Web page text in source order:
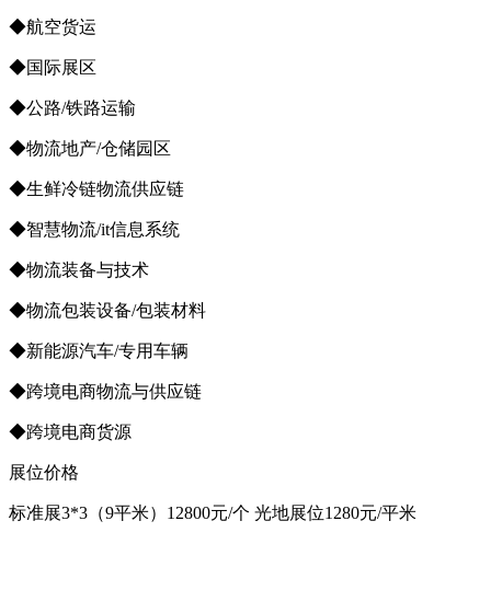
◆航空货运
◆国际展区
◆公路/铁路运输
◆物流地产/仓储园区
◆生鲜冷链物流供应链
◆智慧物流/it信息系统
◆物流装备与技术
◆物流包装设备/包装材料
◆新能源汽车/专用车辆
◆跨境电商物流与供应链
◆跨境电商货源
展位价格
标准展3*3（9平米）12800元/个 光地展位1280元/平米